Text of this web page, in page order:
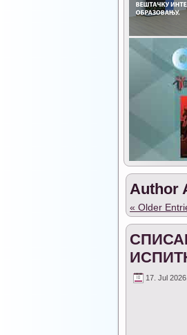
Author
« Older
17. Jul